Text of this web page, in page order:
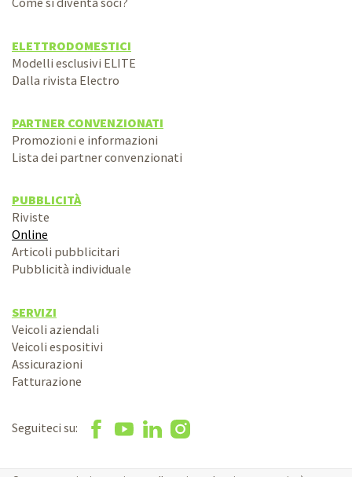
ELETTRODOMESTICI
Modelli esclusivi ELITE
Dalla rivista Electro
PARTNER CONVENZIONATI
Promozioni e informazioni
Lista dei partner convenzionati
PUBBLICITÀ
Riviste
Online
Articoli pubblicitari
Pubblicità individuale
SERVIZI
Veicoli aziendali
Veicoli espositivi
Assicurazioni
Fatturazione
Seguiteci su: